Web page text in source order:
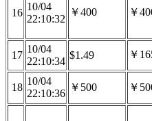
16
10/04
22:10:32
￥400 ￥
17
10/04
22:10:34
$1.49 ￥
18
10/04
22:10:36
￥500 ￥